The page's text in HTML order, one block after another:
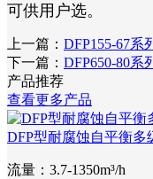
可供用户选。
上一篇： DFP155-67系
下一篇： DFP650-80系
产品推荐
查看更多产品
DFP型耐腐蚀自平衡多
流量：3.7-1350m³/h